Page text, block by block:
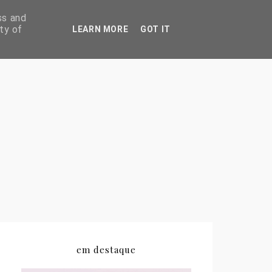
em destaque
and
of
LEARN MORE GOT IT